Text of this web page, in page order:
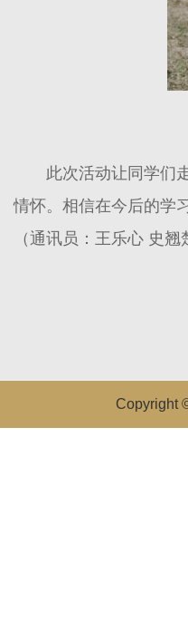
此次活动让同学们
情怀。相信在今后的学
（通讯员：王乐心 史
Copyright